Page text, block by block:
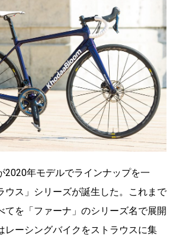
2020年モデルでラインナップを一
ウス」シリーズが誕生した。これまで
てを「ファーナ」のシリーズ名で展開
レーシングバイクをストラウスに集